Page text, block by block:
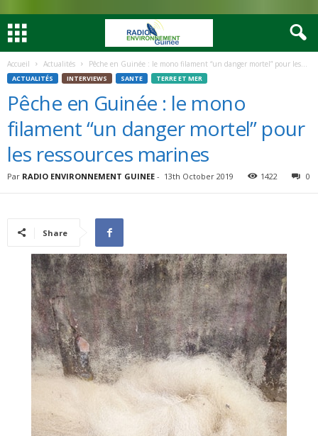
Accueil Actualités Pêche en Guinée : le mono filament “un danger mortel” pour les...
ACTUALITÉS INTERVIEWS SANTE TERRE ET MER
Pêche en Guinée : le mono
filament “un danger mortel” pour
les ressources marines
Par RADIO ENVIRONNEMENT GUINEE - 13th October 2019 1422 0
Share